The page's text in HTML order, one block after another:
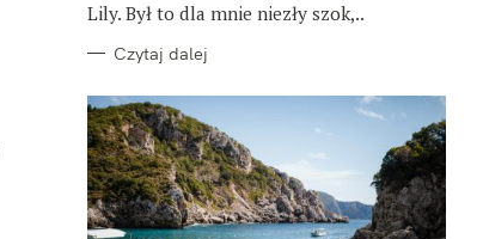
Lily. Był to dla mnie niezły szok,..
Czytaj dalej